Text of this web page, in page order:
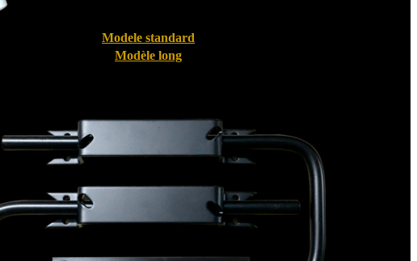
Modele standard
Modèle long